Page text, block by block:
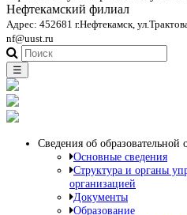
Нефтекамский филиал
Адрес: 452681 г.Нефтекамск,
nf@uust.ru
☰
Сведения об образовательной
Основные сведения
Структура и органы
организацией
Документы
Образование